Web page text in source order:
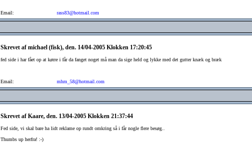
Email: rass83@hotmail.com
Skrevet af michael (fisk), den. 14/04-2005 Klokken 17:20:45
fed side i har fået op at kørre i får da fanget noget må man da sige held og lykke med det gutter knæk og bræk
Email: mhm_58@hotmail.com
Skrevet af Kaare, den. 13/04-2005 Klokken 21:37:44
Fed side, vi skal bare ha lidt reklame op rundt omkring så i får nogle flere besøg..
Thumbs up herfra! :-)